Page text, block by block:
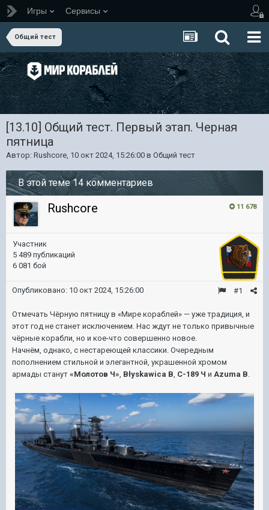
Игры Сервисы
Общий тест
[13.10] Общий тест. Первый этап. Черная
пятница
Автор: Rushcore, 10 окт 2024, 15:26:00 в Общий тест
В этой теме 14 комментариев
11 678
Rushcore
Участник
5 489 публикаций
6 081 бой
#1
Опубликовано: 10 окт 2024, 15:26:00
Отмечать Чёрную пятницу в «Мире кораблей» — уже традиция, и
этот год не станет исключением. Нас ждут не только привычные
чёрные корабли, но и кое-что совершенно новое.
Начнём, однако, с нестареющей классики. Очередным
пополнением стильной и элегантной, украшенной хромом
армады станут «Молотов Ч», Błyskawica B, С-189 Ч и Azuma B.